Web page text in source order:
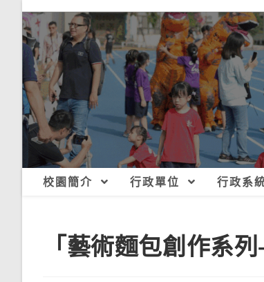
校園簡介 行政單位 行政系
「藝術麵包創作系